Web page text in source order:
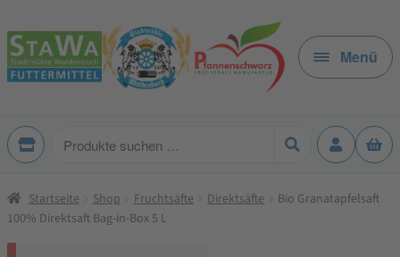
Zur
Navigation
springen
Zum
Inhalt
springen
Menü
Produkte
Startseite Shop Fruchtsäfte Direktsäfte
Bio Granatapfelsaft
100% Direktsaft Bag-in-Box 5 L